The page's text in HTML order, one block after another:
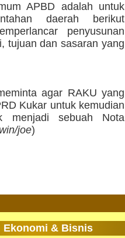
APBD adalah untuk
daerah berikut
penyusunan
tujuan dan sasaran yang
agar RAKU yang
Kukar untuk kemudian
menjadi sebuah Nota
win/joe)
Ekonomi & Bisnis